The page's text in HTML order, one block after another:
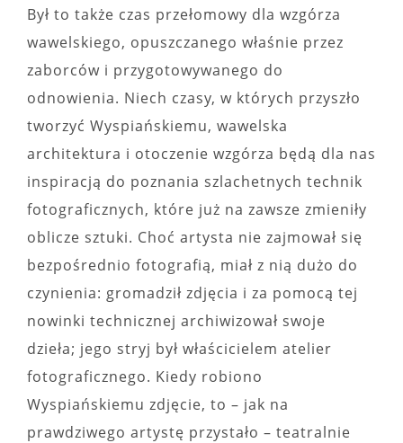
Był to także czas przełomowy dla wzgórza
wawelskiego, opuszczanego właśnie przez
zaborców i przygotowywanego do
odnowienia. Niech czasy, w których przyszło
tworzyć Wyspiańskiemu, wawelska
architektura i otoczenie wzgórza będą dla nas
inspiracją do poznania szlachetnych technik
fotograficznych, które już na zawsze zmieniły
oblicze sztuki. Choć artysta nie zajmował się
bezpośrednio fotografią, miał z nią dużo do
czynienia: gromadził zdjęcia i za pomocą tej
nowinki technicznej archiwizował swoje
dzieła; jego stryj był właścicielem atelier
fotograficznego. Kiedy robiono
Wyspiańskiemu zdjęcie, to – jak na
prawdziwego artystę przystało – teatralnie